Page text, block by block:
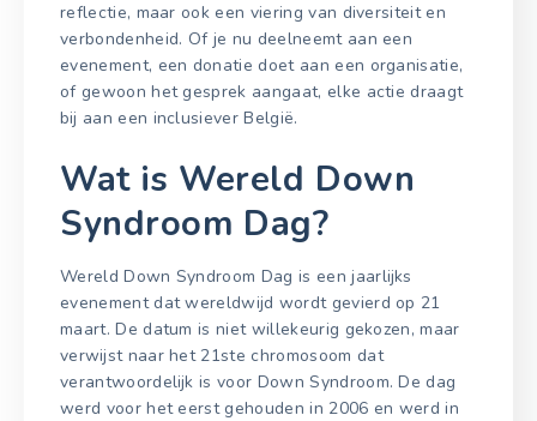
reflectie, maar ook een viering van diversiteit en
verbondenheid. Of je nu deelneemt aan een
evenement, een donatie doet aan een organisatie,
of gewoon het gesprek aangaat, elke actie draagt
bij aan een inclusiever België.
Wat is Wereld Down
Syndroom Dag?
Wereld Down Syndroom Dag is een jaarlijks
evenement dat wereldwijd wordt gevierd op 21
maart. De datum is niet willekeurig gekozen, maar
verwijst naar het 21ste chromosoom dat
verantwoordelijk is voor Down Syndroom. De dag
werd voor het eerst gehouden in 2006 en werd in